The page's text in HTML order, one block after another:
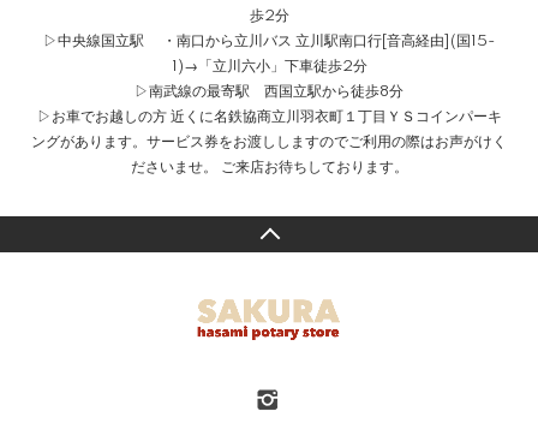
歩2分
▷中央線国立駅 ・南口から立川バス 立川駅南口行[音高経由](国15-
1)→「立川六小」下車徒歩2分
▷南武線の最寄駅 西国立駅から徒歩8分
▷お車でお越しの方 近くに名鉄協商立川羽衣町１丁目ＹＳコインパーキ
ングがあります。サービス券をお渡ししますのでご利用の際はお声がけく
ださいませ。 ご来店お待ちしております。